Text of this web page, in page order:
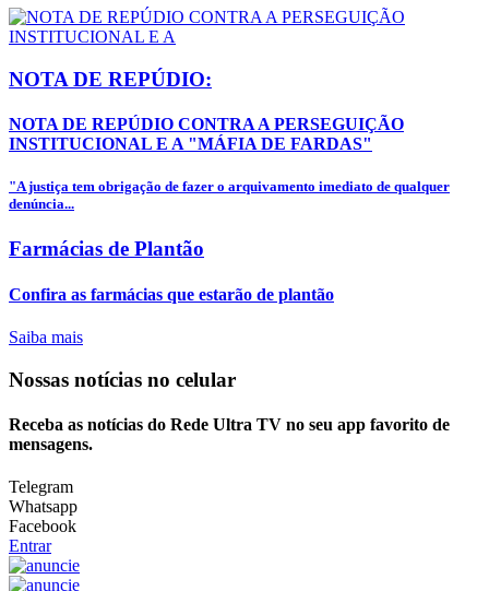
NOTA DE REPÚDIO:
NOTA DE REPÚDIO CONTRA A PERSEGUIÇÃO
INSTITUCIONAL E A "MÁFIA DE FARDAS"
"A justiça tem obrigação de fazer o arquivamento imediato de qualquer
denúncia...
Farmácias de Plantão
Confira as farmácias que estarão de plantão
Saiba mais
Nossas notícias no celular
Receba as notícias do Rede Ultra TV no seu app favorito de
mensagens.
Telegram
Whatsapp
Facebook
Entrar